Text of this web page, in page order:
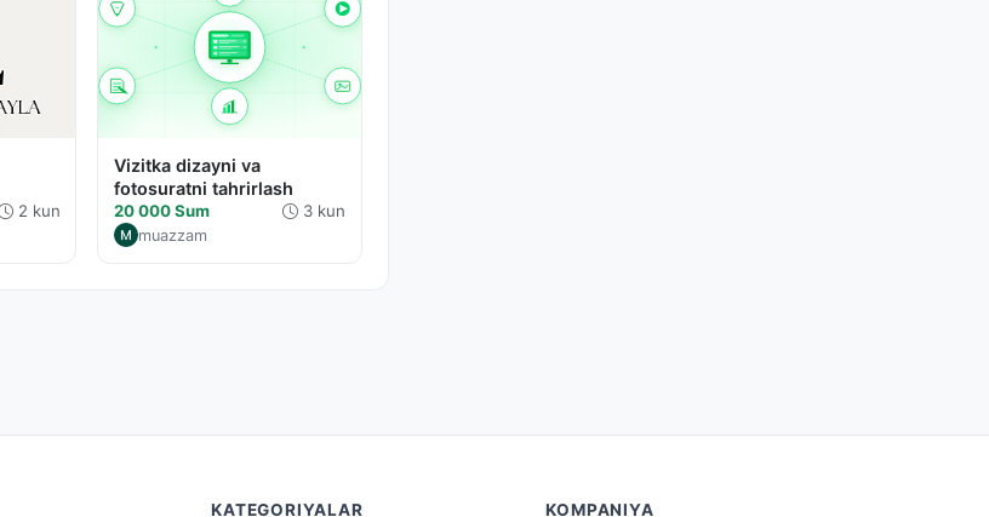
2 kun
Vizitka dizayni va
fotosuratni tahrirlash
20 000 Sum 3 kun
muazzam
KATEGORIYALAR KOMPANIYA